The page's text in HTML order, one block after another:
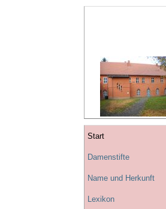
Start
Damenstifte
Name und Herkunft
Lexikon